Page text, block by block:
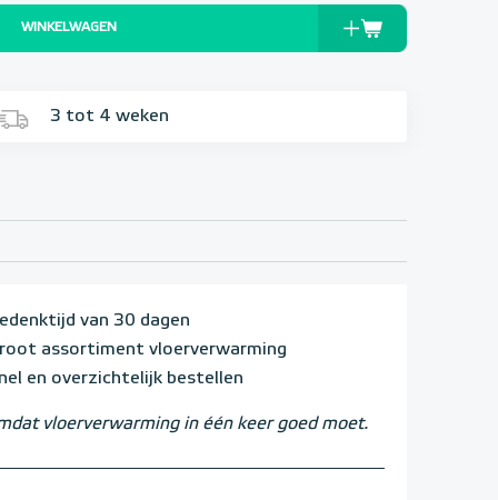
WINKELWAGEN
3 tot 4 weken
van 30 dagen
assortiment vloerverwarming
en overzichtelijk bestellen
vloerverwarming in één keer goed moet.